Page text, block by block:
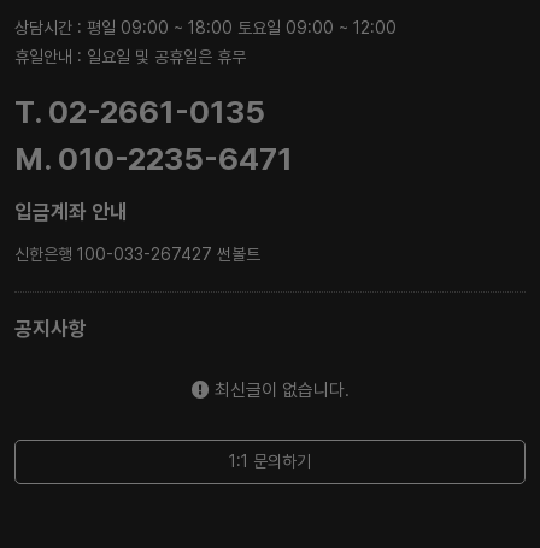
상담시간 : 평일 09:00 ~ 18:00 토요일 09:00 ~ 12:00
휴일안내 : 일요일 및 공휴일은 휴무
T. 02-2661-0135
M. 010-2235-6471
입금계좌 안내
신한은행 100-033-267427 썬볼트
공지사항
최신글이 없습니다.
1:1 문의하기